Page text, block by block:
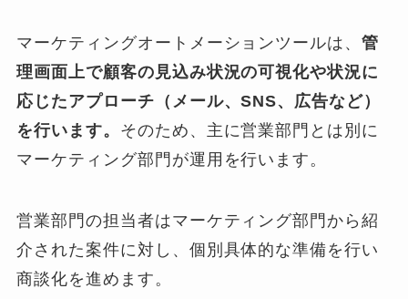
マーケティングオートメーションツールは、管
理画面上で顧客の見込み状況の可視化や状況に
応じたアプローチ（メール、SNS、広告など）
を行います。 そのため、主に営業部門とは別に
マーケティング部門が運用を行います。
営業部門の担当者はマーケティング部門から紹
介された案件に対し、個別具体的な準備を行い
商談化を進めます。